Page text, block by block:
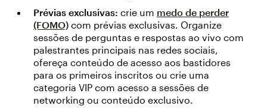
Prévias exclusivas: crie um medo de perder
(FOMO) com prévias exclusivas. Organize
sessões de perguntas e respostas ao vivo com
palestrantes principais nas redes sociais,
ofereça conteúdo de acesso aos bastidores
para os primeiros inscritos ou crie uma
categoria VIP com acesso a sessões de
networking ou conteúdo exclusivo.